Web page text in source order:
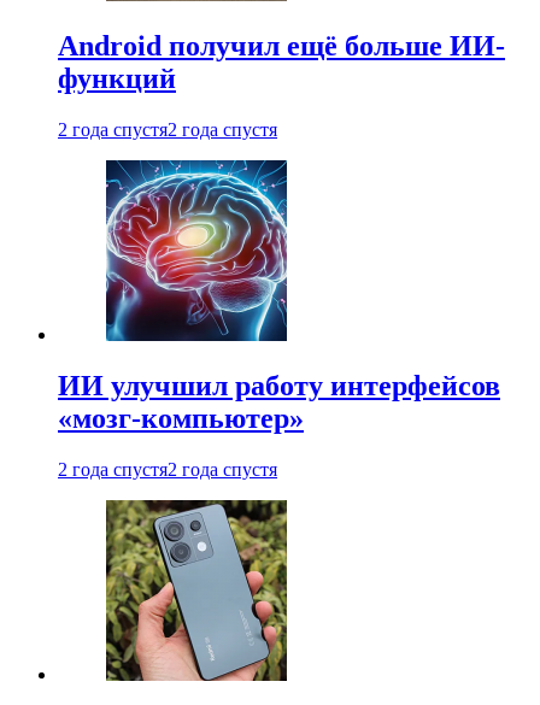
Android получил ещё больше ИИ-
функций
2 года спустя2 года спустя
ИИ улучшил работу интерфейсов
«мозг-компьютер»
2 года спустя2 года спустя